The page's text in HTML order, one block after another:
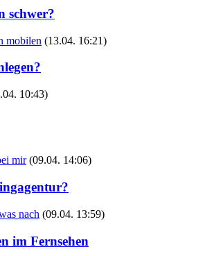
schwer?
mobilen (13.04. 16:21)
10:43)
mir (09.04. 14:06)
nach (09.04. 13:59)
im Fernsehen